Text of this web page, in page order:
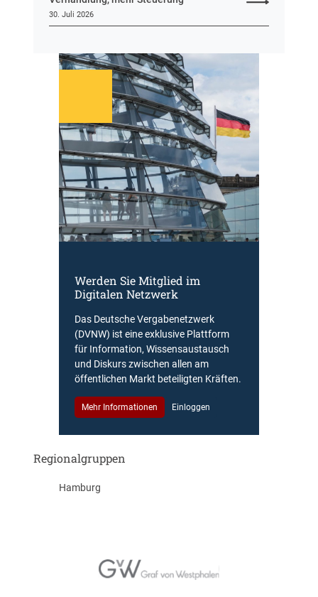
30. Juli 2026
Werden Sie Mitglied im
Digitalen Netzwerk
Das Deutsche Vergabenetzwerk
(DVNW) ist eine exklusive Plattform
für Information, Wissensaustausch
und Diskurs zwischen allen am
öffentlichen Markt beteiligten Kräften.
Mehr Informationen Einloggen
Regionalgruppen
Hamburg